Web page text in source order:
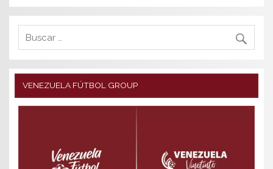
VENEZUELA FÚTBOL GROUP